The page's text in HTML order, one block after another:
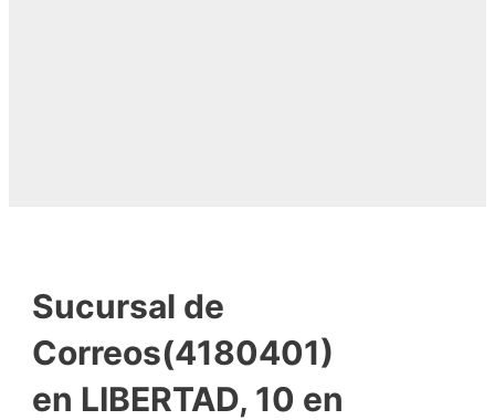
Sucursal de
Correos(4180401)
en LIBERTAD, 10 en